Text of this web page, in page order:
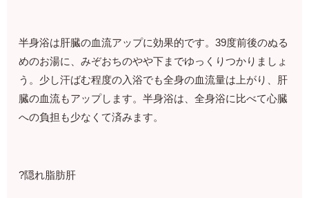
半身浴は肝臓の血流アップに効果的です。39度前後のぬる
めのお湯に、みぞおちのやや下までゆっくりつかりましょ
う。少し汗ばむ程度の入浴でも全身の血流量は上がり、肝
臓の血流もアップします。半身浴は、全身浴に比べて心臓
への負担も少なくて済みます。
?隠れ脂肪肝